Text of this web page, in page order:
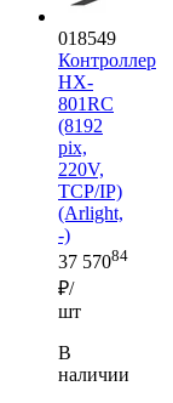
018549
Контроллер
HX-
801RC
(8192
pix,
220V,
TCP/IP)
(Arlight,
-)
37 57084
₽/
шт
В
наличии